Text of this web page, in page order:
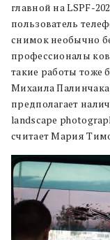
главной на LSPF-
пользователь
снимок необычно
профессионалы
такие работы тоже
Михаила
предполагает
landscape
считает Мария